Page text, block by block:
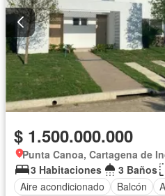
$ 1.500.000.000
Punta Canoa, Cartagena de
3 Habitaciones
3 Baños
Aire acondicionado
Balcón